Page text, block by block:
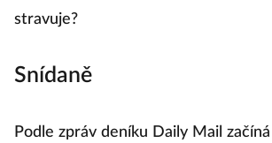
stravuje?
Snídaně
Podle zpráv deníku Daily Mail